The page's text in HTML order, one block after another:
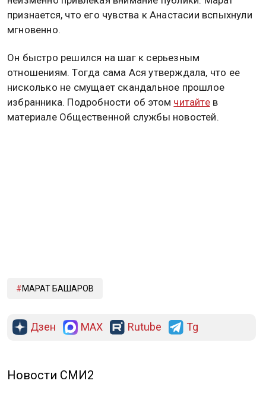
признается, что его чувства к Анастасии вспыхнули
мгновенно.
Он быстро решился на шаг к серьезным
отношениям. Тогда сама Ася утверждала, что ее
нисколько не смущает скандальное прошлое
избранника. Подробности об этом читайтев
материале Общественной службы новостей.
МАРАТ БАШАРОВ
Дзен MAX Rutube Tg
Новости СМИ2